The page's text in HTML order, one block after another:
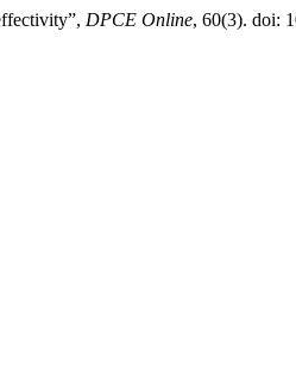
DPCE Online, 60(3). doi: